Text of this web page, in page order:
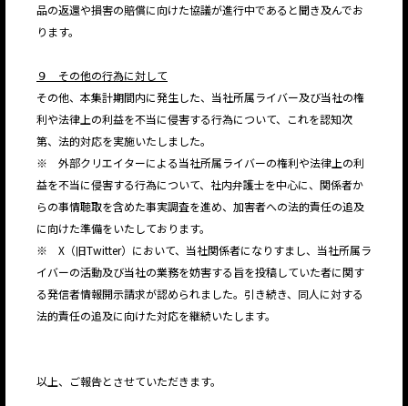
品の返還や損害の賠償に向けた協議が進行中であると聞き及んでお
ります。
９ その他の行為に対して
その他、本集計期間内に発生した、当社所属ライバー及び当社の権
利や法律上の利益を不当に侵害する行為について、これを認知次
第、法的対応を実施いたしました。
※ 外部クリエイターによる当社所属ライバーの権利や法律上の利
益を不当に侵害する行為について、社内弁護士を中心に、関係者か
らの事情聴取を含めた事実調査を進め、加害者への法的責任の追及
に向けた準備をいたしております。
※ X（旧Twitter）において、当社関係者になりすまし、当社所属ラ
イバーの活動及び当社の業務を妨害する旨を投稿していた者に関す
る発信者情報開示請求が認められました。引き続き、同人に対する
法的責任の追及に向けた対応を継続いたします。
以上、ご報告とさせていただきます。